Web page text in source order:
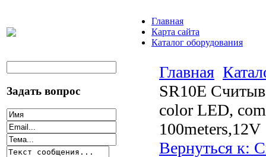
Главная
Карта сайта
Каталог оборудования
Задать вопрос
Главная
SR10E
color LED,
100meters,12V
Вернуться к: